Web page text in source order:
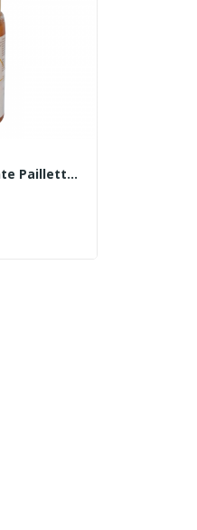
Huile Bronzante Paillettes D'Or/Herbioart